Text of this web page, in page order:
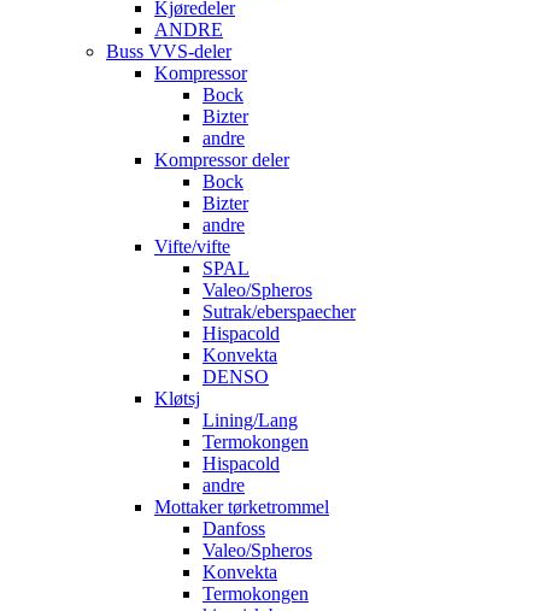
Kjøredeler
ANDRE
Buss VVS-deler
Kompressor
Bock
Bizter
andre
Kompressor deler
Bock
Bizter
andre
Vifte/vifte
SPAL
Valeo/Spheros
Sutrak/eberspaecher
Hispacold
Konvekta
DENSO
Kløtsj
Lining/Lang
Termokongen
Hispacold
andre
Mottaker tørketrommel
Danfoss
Valeo/Spheros
Konvekta
Termokongen